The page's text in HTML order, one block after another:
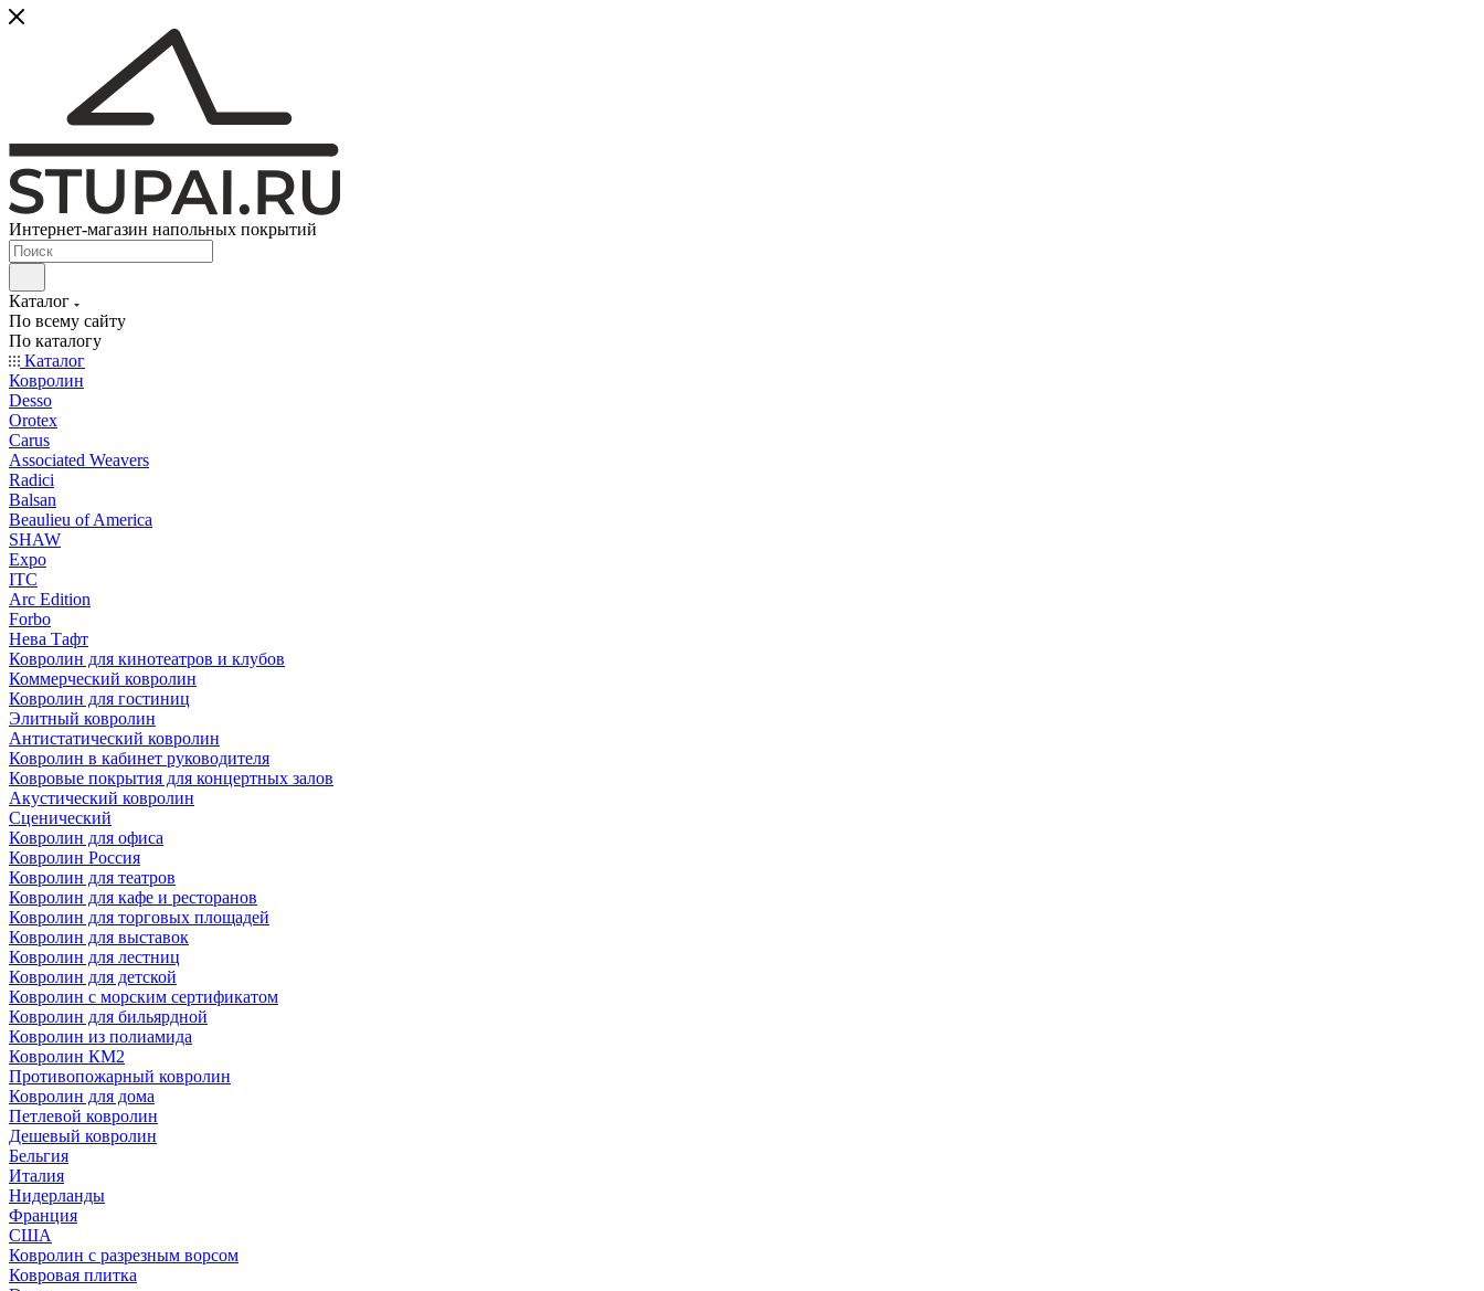
Интернет-магазин напольных покрытий
Каталог
По всему сайту
По каталогу
Каталог
Ковролин
Desso
Orotex
Carus
Associated Weavers
Radici
Balsan
Beaulieu of America
SHAW
Expo
ITC
Arc Edition
Forbo
Нева Тафт
Ковролин для кинотеатров и клубов
Коммерческий ковролин
Ковролин для гостиниц
Элитный ковролин
Антистатический ковролин
Ковролин в кабинет руководителя
Ковровые покрытия для концертных залов
Акустический ковролин
Сценический
Ковролин для офиса
Ковролин Россия
Ковролин для театров
Ковролин для кафе и ресторанов
Ковролин для торговых площадей
Ковролин для выставок
Ковролин для лестниц
Ковролин для детской
Ковролин с морским сертификатом
Ковролин для бильярдной
Ковролин из полиамида
Ковролин КМ2
Противопожарный ковролин
Ковролин для дома
Петлевой ковролин
Дешевый ковролин
Бельгия
Италия
Нидерланды
Франция
США
Ковролин с разрезным ворсом
Ковровая плитка